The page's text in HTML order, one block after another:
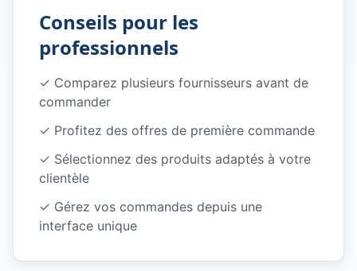
Conseils pour les
professionnels
✓ Comparez plusieurs fournisseurs avant de
commander
✓ Profitez des offres de première commande
✓ Sélectionnez des produits adaptés à votre
clientèle
✓ Gérez vos commandes depuis une
interface unique